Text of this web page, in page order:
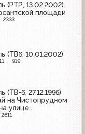
(РТР, 13.02.2002)
площади
2333
(ТВ6, 10.01.2002)
919
(ТВ-6, 27.12.1996)
на Чистопрудном
улице
пожар в жилом доме
2611